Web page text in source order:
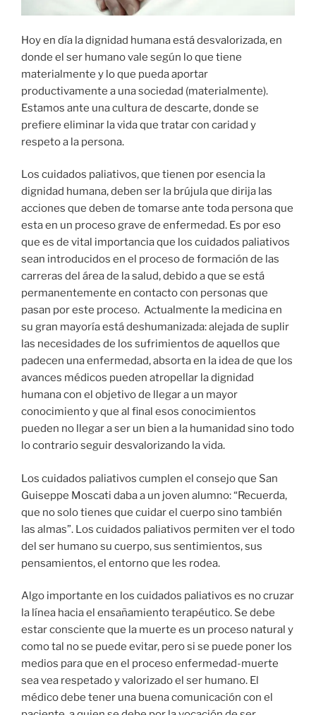
Hoy en día la dignidad humana está desvalorizada, en
donde el ser humano vale según lo que tiene
materialmente y lo que pueda aportar
productivamente a una sociedad (materialmente).
Estamos ante una cultura de descarte, donde se
prefiere eliminar la vida que tratar con caridad y
respeto a la persona.
Los cuidados paliativos, que tienen por esencia la
dignidad humana, deben ser la brújula que dirija las
acciones que deben de tomarse ante toda persona que
esta en un proceso grave de enfermedad. Es por eso
que es de vital importancia que los cuidados paliativos
sean introducidos en el proceso de formación de las
carreras del área de la salud, debido a que se está
permanentemente en contacto con personas que
pasan por este proceso. Actualmente la medicina en
su gran mayoría está deshumanizada: alejada de suplir
las necesidades de los sufrimientos de aquellos que
padecen una enfermedad, absorta en la idea de que los
avances médicos pueden atropellar la dignidad
humana con el objetivo de llegar a un mayor
conocimiento y que al final esos conocimientos
pueden no llegar a ser un bien a la humanidad sino todo
lo contrario seguir desvalorizando la vida.
Los cuidados paliativos cumplen el consejo que San
Guiseppe Moscati daba a un joven alumno: “Recuerda,
que no solo tienes que cuidar el cuerpo sino también
las almas”. Los cuidados paliativos permiten ver el todo
del ser humano su cuerpo, sus sentimientos, sus
pensamientos, el entorno que les rodea.
Algo importante en los cuidados paliativos es no cruzar
la línea hacia el ensañamiento terapéutico. Se debe
estar consciente que la muerte es un proceso natural y
como tal no se puede evitar, pero si se puede poner los
medios para que en el proceso enfermedad-muerte
sea vea respetado y valorizado el ser humano. El
médico debe tener una buena comunicación con el